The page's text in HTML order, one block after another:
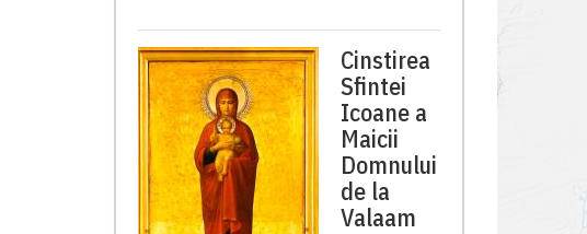
Cinstirea
Sfintei
Icoane a
Maicii
Domnului
de la
Valaam